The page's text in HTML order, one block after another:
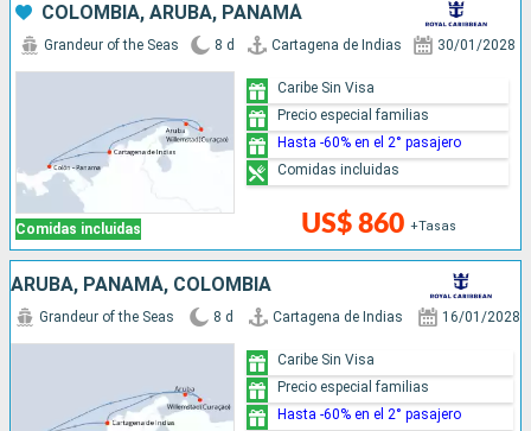
COLOMBIA, ARUBA, PANAMÁ
Comidas incluidas
Grandeur of the Seas 8 d Cartagena de Indias 30/01/2028
US$ 860 +Tasas
Caribe Sin Visa
Precio especial familias
Hasta -60% en el 2° pasajero
Comidas incluidas
ARUBA, PANAMÁ, COLOMBIA
Grandeur of the Seas 8 d Cartagena de Indias 16/01/2028
Caribe Sin Visa
Precio especial familias
Hasta -60% en el 2° pasajero